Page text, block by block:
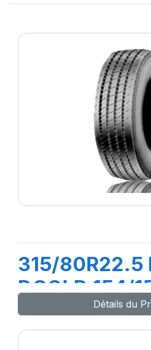
315/80R22.5
DCOLD 154/
(156L)
Détails du